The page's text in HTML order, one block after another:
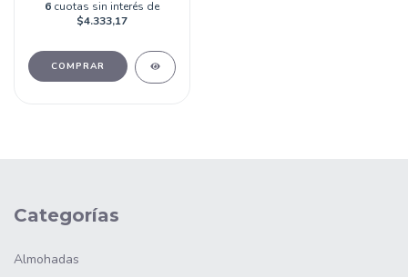
6 cuotas sin interés de
$4.333,17
Categorías
Almohadas